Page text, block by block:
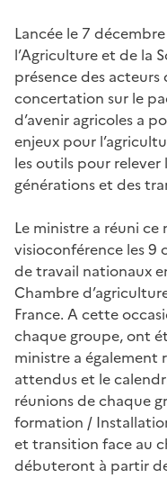
Lancée le 7
l’Agriculture et de la
présence des
concertation sur le
d’avenir agricoles a
enjeux pour
les outils pour
générations et des
Le ministre a réuni
visioconférence les 9
de travail nationaux
Chambre
France. A cette
chaque groupe, ont
ministre a également
attendus et le
réunions de chaque
formation /
et transition face au
débuteront à partir